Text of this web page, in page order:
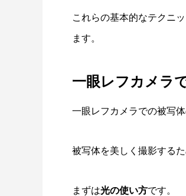
これらの基本的なテクニ
ます。
一眼レフカメラ
一眼レフカメラでの被写
被写体を美しく撮影する
まずは光の使い方です。